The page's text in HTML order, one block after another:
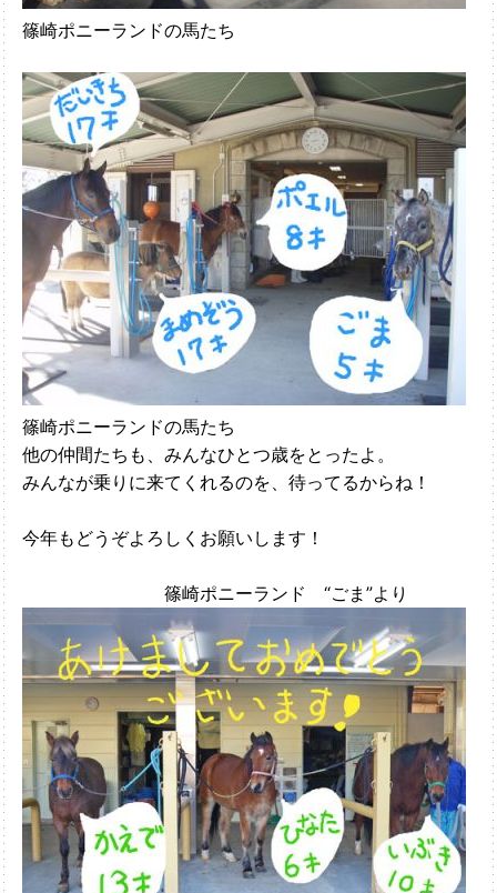
篠崎ポニーランドの馬たち
篠崎ポニーランドの馬たち
他の仲間たちも、みんなひとつ歳をとったよ。
みんなが乗りに来てくれるのを、待ってるからね！
今年もどうぞよろしくお願いします！
篠崎ポニーランド “ごま”より